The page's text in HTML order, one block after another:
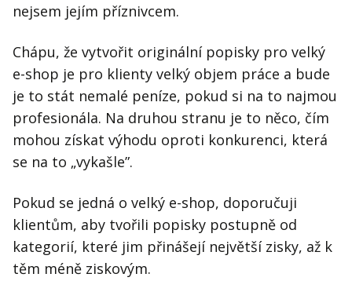
nejsem jejím příznivcem.
Chápu, že vytvořit originální popisky pro velký
e-shop je pro klienty velký objem práce a bude
je to stát nemalé peníze, pokud si na to najmou
profesionála. Na druhou stranu je to něco, čím
mohou získat výhodu oproti konkurenci, která
se na to „vykašle”.
Pokud se jedná o velký e-shop, doporučuji
klientům, aby tvořili popisky postupně od
kategorií, které jim přinášejí největší zisky, až k
těm méně ziskovým.